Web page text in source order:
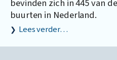
bevinden zich in 445 van
buurten in Nederland.
Lees verder…